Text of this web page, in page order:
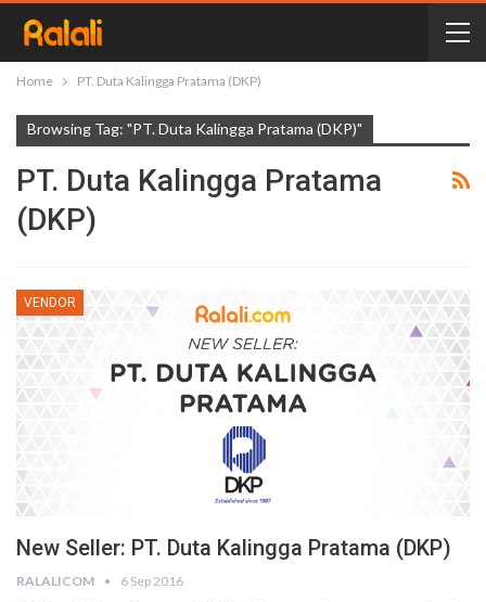
Home PT. Duta Kalingga Pratama (DKP)
Browsing Tag: "PT. Duta Kalingga Pratama (DKP)"
PT. Duta Kalingga Pratama
(DKP)
VENDOR
New Seller: PT. Duta Kalingga Pratama (DKP)
RALALICOM 6 Sep 2016